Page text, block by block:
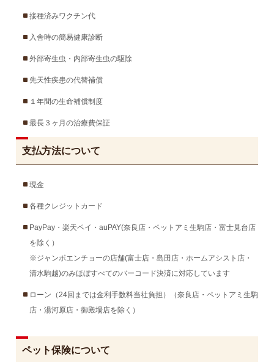
接種済みワクチン代
入舎時の簡易健康診断
外部寄生虫・内部寄生虫の駆除
先天性疾患の代替補償
１年間の生命補償制度
最長３ヶ月の治療費保証
支払方法について
現金
各種クレジットカード
PayPay・楽天ペイ・auPAY(奈良店・ペットアミ生駒店・富士見台店
を除く）
※ジャンボエンチョーの店舗(富士店・島田店・ホームアシスト店・
清水駒越)のみほぼすべてのバーコード決済に対応しています
ローン（24回までは金利手数料当社負担）（奈良店・ペットアミ生駒
店・湯河原店・御殿場店を除く）
ペット保険について